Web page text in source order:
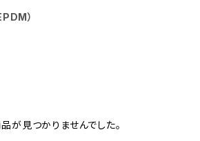
）
が見つかりませんでした。